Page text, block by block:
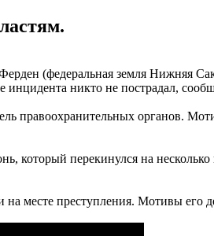
(федеральная земля Нижняя
инцидента никто не пострадал,
правоохранительных органов.
который перекинулся на
месте преступления. Мотивы